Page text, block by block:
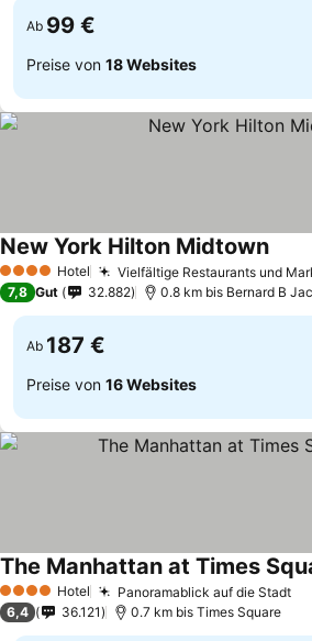
Ab 99 €
Preise von 18 Websites
4 Sterne Hotel Vielfältige Restaurants und
New York Hilton Midtown
7,8 Gut 32.882 0.8 km bis Bernard B
Ab 187 €
Preise von 16 Websites
4 Sterne Hotel Panoramablick auf die Stadt
The Manhattan at Times
6,4 36.121 0.7 km bis Times Square